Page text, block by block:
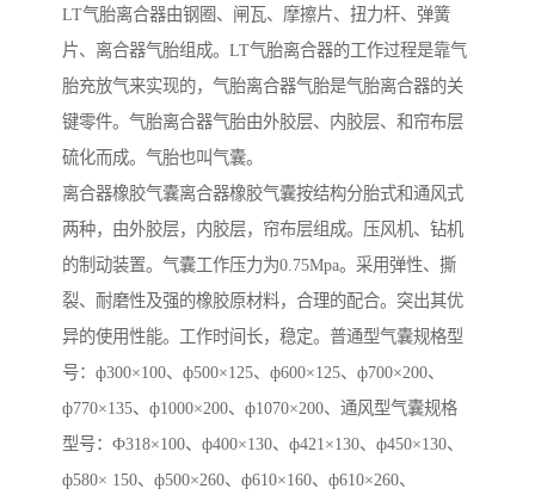
LT气胎离合器由钢圈、闸瓦、摩擦片、扭力杆、弹簧
片、离合器气胎组成。LT气胎离合器的工作过程是靠气
胎充放气来实现的，气胎离合器气胎是气胎离合器的关
键零件。气胎离合器气胎由外胶层、内胶层、和帘布层
硫化而成。气胎也叫气囊。
离合器橡胶气囊离合器橡胶气囊按结构分胎式和通风式
两种，由外胶层，内胶层，帘布层组成。压风机、钻机
的制动装置。气囊工作压力为0.75Mpa。采用弹性、撕
裂、耐磨性及强的橡胶原材料，合理的配合。突出其优
异的使用性能。工作时间长，稳定。普通型气囊规格型
号：ф300×100、ф500×125、ф600×125、ф700×200、
ф770×135、ф1000×200、ф1070×200、通风型气囊规格
型号：Ф318×100、ф400×130、ф421×130、ф450×130、
ф580× 150、ф500×260、ф610×160、ф610×260、